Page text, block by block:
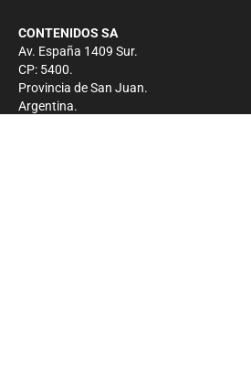
CONTENIDOS SA
Av. España 1409 Sur.
CP: 5400.
Provincia de San Juan.
Argentina.